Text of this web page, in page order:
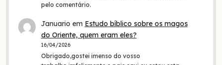
pelo comentário.
Januario em Estudo bíblico sobre os magos
do Oriente, quem eram eles?
16/04/2026
Obrigado,gostei imenso do vosso